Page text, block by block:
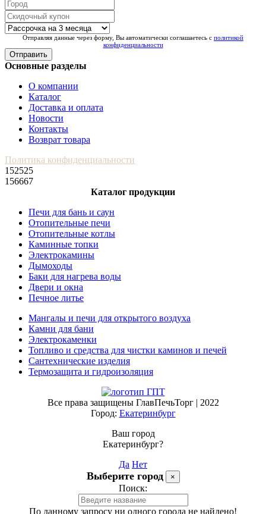
Отправляя данные через форму, Вы автоматически соглашаетесь с политикой
конфиденциальности
Отправить
Основные разделы
О компании
Каталог
Доставка и оплата
Новости
Контакты
Возврат товара
Политика конфиденциальности
152525
156667
Каталог продукции
Печи для бань и саун
Отопительные печи
Отопительные котлы
Каминные топки
Электрокамины
Дымоходы
Баки для нагрева воды
Двери и окна
Печное литье
Мангалы и печи для открытого воздуха
Камни для бани
Электрокаменки
Топливо и средства для чистки каминов и печей
Сантехнические изделия
Термозащита и гидроизоляция
Все права защищены ГлавПечьТорг | 2022
Город: Екатеринбург
Ваш город
Екатеринбург?
Да Нет
Выберите город ×
Поиск:
По данному запросу ни одного города не найдено!